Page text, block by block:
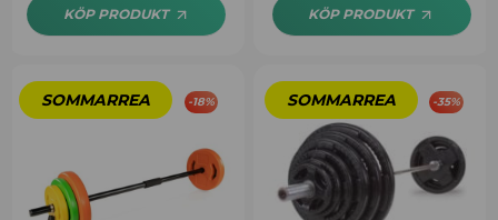
KÖP PRODUKT KÖP PRODUKT
-18% -35%